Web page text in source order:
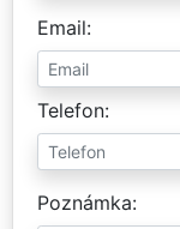
Email
Telefon
Poznámka